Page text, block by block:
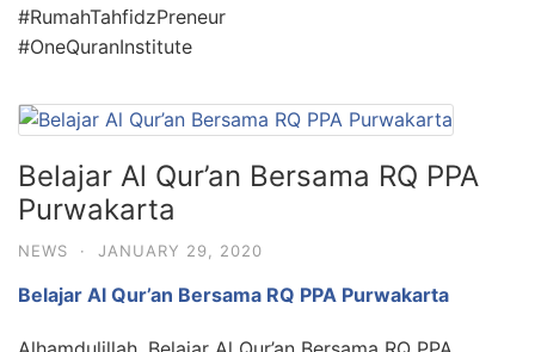
#RumahTahfidzPreneur
#OneQuranInstitute
Belajar Al Qur’an Bersama RQ PPA
Purwakarta
NEWS · JANUARY 29, 2020
Belajar Al Qur’an Bersama RQ PPA Purwakarta